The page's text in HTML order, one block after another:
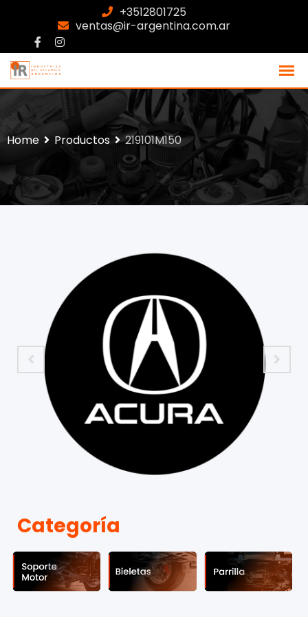
+3512801725
ventas@ir-argentina.com.ar
Home Productos 219101M150
Categoría